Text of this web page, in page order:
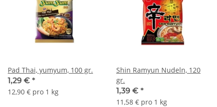
Pad Thai, yumyum, 100 gr.
1,29 € *
12,90 € pro 1 kg
Shin Ramyun Nudeln, 120
gr.
1,39 € *
11,58 € pro 1 kg